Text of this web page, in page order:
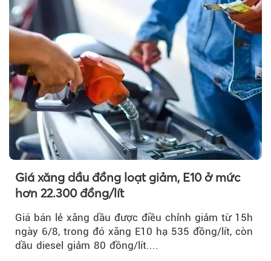
Giá xăng dầu đồng loạt giảm, E10 ở mức
hơn 22.300 đồng/lít
Giá bán lẻ xăng dầu được điều chỉnh giảm từ 15h
ngày 6/8, trong đó xăng E10 hạ 535 đồng/lít, còn
dầu diesel giảm 80 đồng/lít....